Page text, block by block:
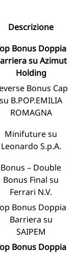
Descrizione
Bonus Doppia
su Azimut
Holding
Bonus Cap
su B.POP.EMILIA
ROMAGNA
Minifuture su
Leonardo S.p.A.
Bonus – Double
Bonus Final su
Ferrari N.V.
Bonus Doppia
Barriera su
SAIPEM
Bonus Doppia